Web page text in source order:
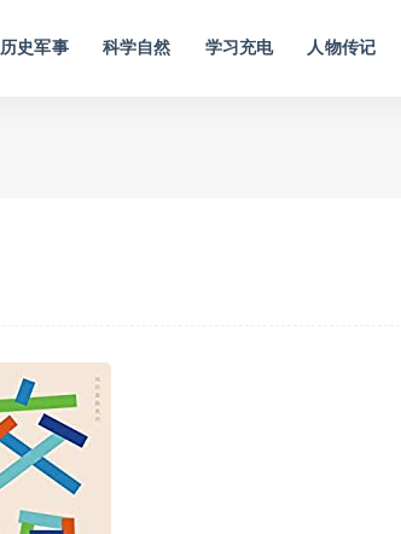
历史军事 科学自然 学习充电 人物传记